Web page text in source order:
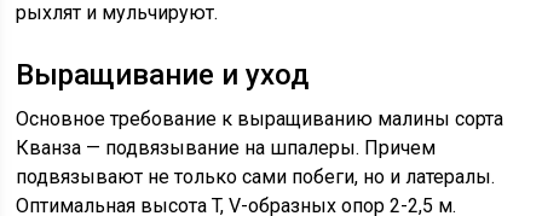
рыхлят и мульчируют.
Выращивание и уход
Основное требование к выращиванию малины сорта
Кванза — подвязывание на шпалеры. Причем
подвязывают не только сами побеги, но и латералы.
Оптимальная высота T, V-образных опор 2-2,5 м.